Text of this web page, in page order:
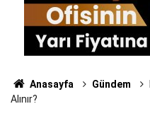
Anasayfa Gündem
Alınır?